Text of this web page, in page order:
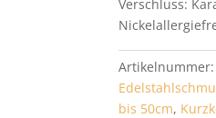
Verschluss:
Artikelnummer:
bis 50cm,